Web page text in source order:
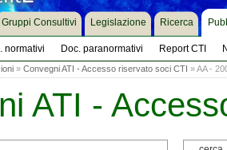
Gruppi Consultivi Legislazione Ricerca
normativi Doc. paranormativi Report CTI
» Convegni ATI - Accesso riservato soci CTI » AA -
ATI -